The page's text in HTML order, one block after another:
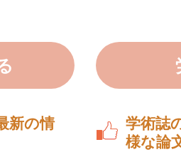
新の情
学術誌
様な論